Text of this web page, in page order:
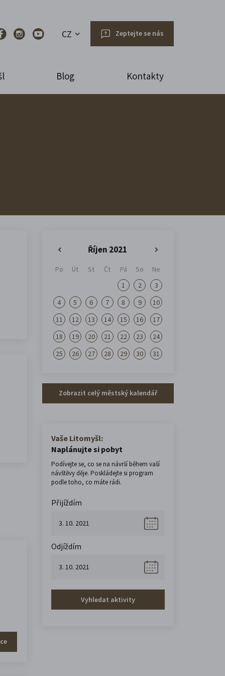
CZ Zeptejte se nás
Blog Kontakty
Říjen 2021
Po Út St Čt Pá So
Ne
1
2
3
4
5 6 7 8 9
10
11
12 13 14 15 16
17
18
19 20 21 22 23
24
25
26 27 28 29 30 31
Zobrazit celý městský kalendář
Vaše Litomyšl:
Naplánujte si pobyt
Podívejte se, co se na návrší během vaší
návštěvy děje. Poskládejte si program
podle toho, co máte rádi.
Přijíždím
Odjíždím
Vyhledat aktivity